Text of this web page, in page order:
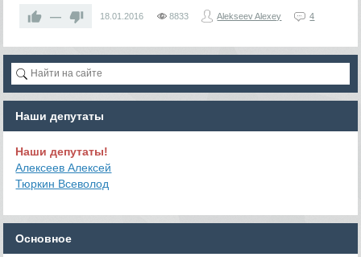
— 18.01.2016 8833 Alekseev Alexey 4
Наши депутаты
Наши депутаты!
Алексеев Алексей
Тюркин Всеволод
Основное